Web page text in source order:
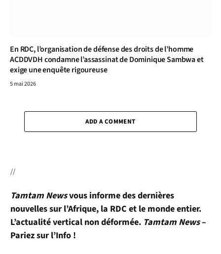
En RDC, l’organisation de défense des droits de l’homme
ACDDVDH condamne l’assassinat de Dominique Sambwa et
exige une enquête rigoureuse
5 mai 2026
ADD A COMMENT
//
Tamtam Newsvous informe des dernières
nouvelles sur l’Afrique, la RDC et le monde entier.
L’actualité vertical non déformée. Tamtam News–
Pariez sur l’Info !